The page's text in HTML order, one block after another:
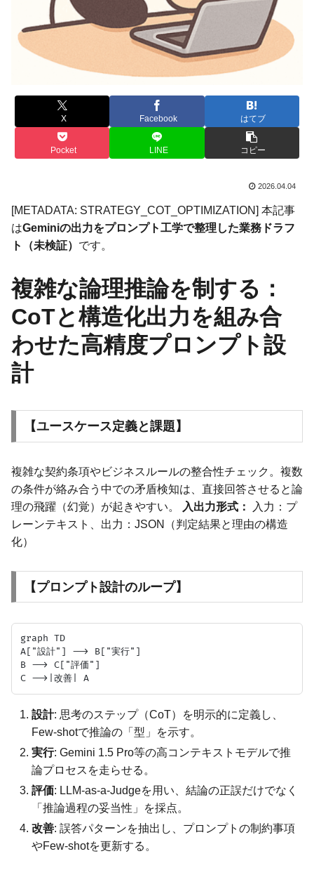
X Facebook はてブ
Pocket LINE コピー
2026.04.04
[METADATA: STRATEGY_COT_OPTIMIZATION] 本記事
はGeminiの出力をプロンプト工学で整理した業務ドラフ
ト（未検証） です。
複雑な論理推論を制する：
CoTと構造化出力を組み合
わせた高精度プロンプト設
計
【ユースケース定義と課題】
複雑な契約条項やビジネスルールの整合性チェック。複数
の条件が絡み合う中での矛盾検知は、直接回答させると論
理の飛躍（幻覚）が起きやすい。
入出力形式：
入力：プ
レーンテキスト、出力：JSON（判定結果と理由の構造
化）
【プロンプト設計のループ】
graph TD
A["設計"] --> B["実行"]
B --> C["評価"]
設計: 思考のステップ（CoT）を明示的に定義し、
Few-shotで推論の「型」を示す。
実行: Gemini 1.5 Pro等の高コンテキストモデルで推
論プロセスを走らせる。
評価: LLM-as-a-Judgeを用い、結論の正誤だけでなく
「推論過程の妥当性」を採点。
改善: 誤答パターンを抽出し、プロンプトの制約事項
やFew-shotを更新する。